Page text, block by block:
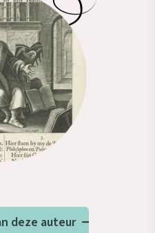
deze auteur